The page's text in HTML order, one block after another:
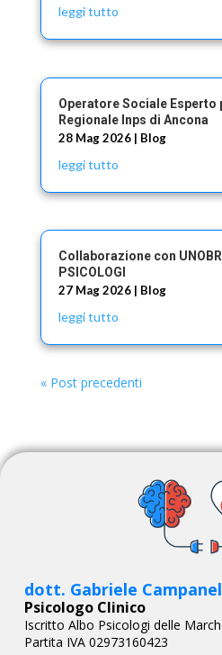
leggi tutto
Operatore Sociale
Regionale Inps di Ancona
28 Mag 2026| Blog
leggi tutto
Collaborazione con
PSICOLOGI
27 Mag 2026| Blog
leggi tutto
« Post precedenti
dott. Gabriele
Psicologo Clinico
Iscritto Albo Psicologi delle
Partita IVA 02973160423